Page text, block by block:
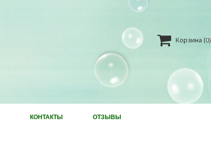
 Корзина (0)
КОНТАКТЫ ОТЗЫВЫ